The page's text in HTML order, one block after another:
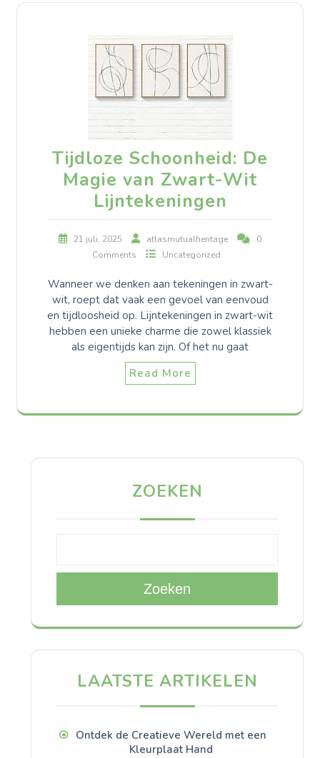
Tijdloze Schoonheid: De
Magie van Zwart-Wit
Lijntekeningen
21 juli, 2025 atlasmutualheritage
0
Comments
Uncategorized
Wanneer we denken aan tekeningen in zwart-
wit, roept dat vaak een gevoel van eenvoud
en tijdloosheid op. Lijntekeningen in zwart-wit
hebben een unieke charme die zowel klassiek
als eigentijds kan zijn. Of het nu gaat
Read More
ZOEKEN
Zoeken
LAATSTE ARTIKELEN
Ontdek de Creatieve Wereld met een
Kleurplaat Hand